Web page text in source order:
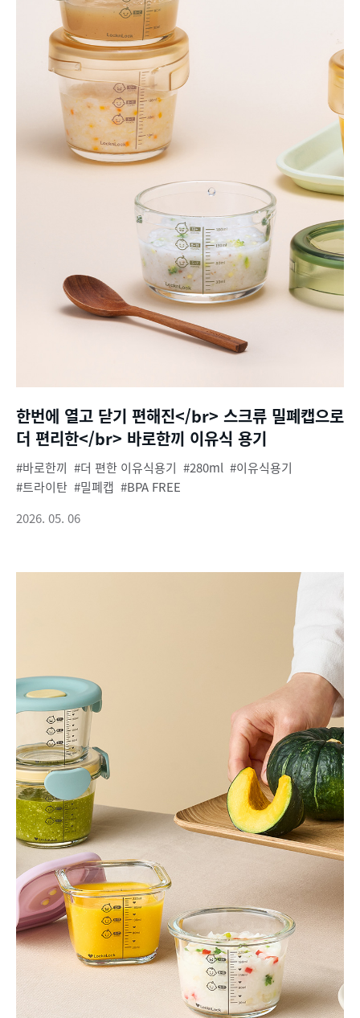
한번에 열고 닫기 편해진</br> 스크류 밀폐캡으로
더 편리한</br> 바로한끼 이유식 용기
바로한끼 더 편한 이유식용기 280ml
이유식용기
트라이탄
밀폐캡
BPA FREE
2026. 05. 06